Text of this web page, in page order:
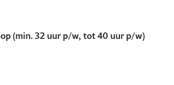
(min. 32 uur p/w, tot 40 uur p/w)